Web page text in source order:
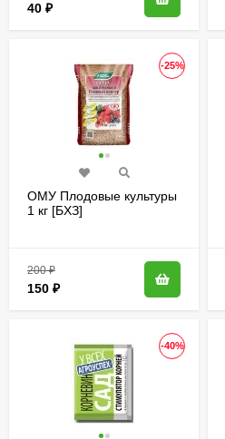
40 ₽
-25%
ОМУ Плодовые культуры
1 кг [БХЗ]
200₽
150 ₽
-40%